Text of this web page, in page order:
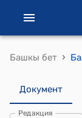
Башкы бет ›
Документ
Редакция